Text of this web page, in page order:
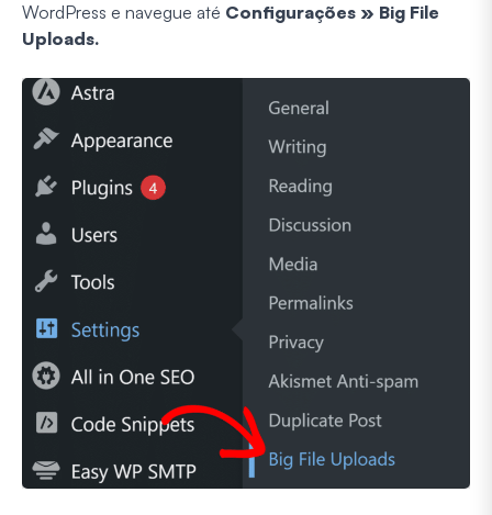
WordPress e navegue até Configurações » Big File
Uploads.